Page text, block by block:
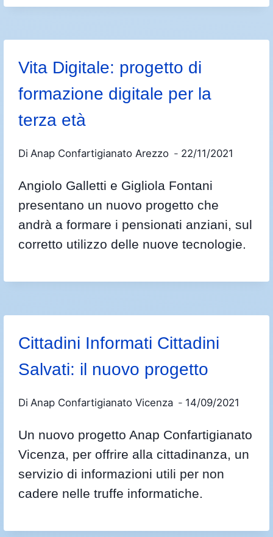
Vita Digitale: progetto di
formazione digitale per la
terza età
Di Anap Confartigianato Arezzo 22/11/2021
Angiolo Galletti e Gigliola Fontani
presentano un nuovo progetto che
andrà a formare i pensionati anziani, sul
corretto utilizzo delle nuove tecnologie.
Cittadini Informati Cittadini
Salvati: il nuovo progetto
Di Anap Confartigianato Vicenza 14/09/2021
Un nuovo progetto Anap Confartigianato
Vicenza, per offrire alla cittadinanza, un
servizio di informazioni utili per non
cadere nelle truffe informatiche.